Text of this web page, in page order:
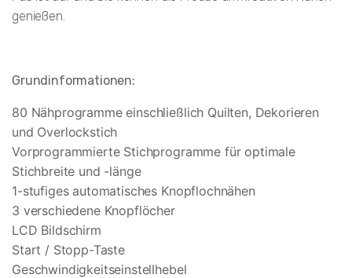
genießen.
Grundinformationen:
80 Nähprogramme einschließlich Quilten, Dekorieren
und Overlockstich
Vorprogrammierte Stichprogramme für optimale
Stichbreite und -länge
1-stufiges automatisches Knopflochnähen
3 verschiedene Knopflöcher
LCD Bildschirm
Start / Stopp-Taste
Geschwindigkeitseinstellhebel